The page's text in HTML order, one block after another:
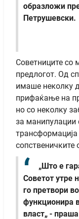
образложи
Петрушевски.
Советниците со
предлогот. Од
имаше неколку
прифаќање на
но со неколку
за манипулации
сопственичките
„Што е
Советот утре
го претвори
функционира
власт„ -